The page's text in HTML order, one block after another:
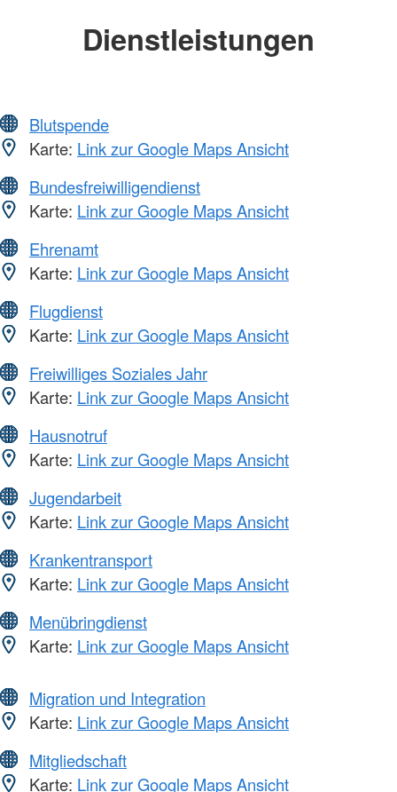
Dienstleistungen
Blutspende
Karte: Link zur Google Maps Ansicht
Bundesfreiwilligendienst
Karte: Link zur Google Maps Ansicht
Ehrenamt
Karte: Link zur Google Maps Ansicht
Flugdienst
Karte: Link zur Google Maps Ansicht
Freiwilliges Soziales Jahr
Karte: Link zur Google Maps Ansicht
Hausnotruf
Karte: Link zur Google Maps Ansicht
Jugendarbeit
Karte: Link zur Google Maps Ansicht
Krankentransport
Karte: Link zur Google Maps Ansicht
Menübringdienst
Karte: Link zur Google Maps Ansicht
Migration und Integration
Karte: Link zur Google Maps Ansicht
Mitgliedschaft
Karte: Link zur Google Maps Ansicht